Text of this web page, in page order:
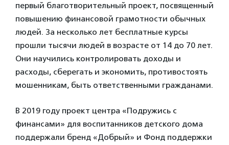
первый благотворительный проект, посвященный
повышению финансовой грамотности обычных
людей. За несколько лет бесплатные курсы
прошли тысячи людей в возрасте от 14 до 70 лет.
Они научились контролировать доходы и
расходы, сберегать и экономить, противостоять
мошенникам, быть ответственными гражданами.
В 2019 году проект центра «Подружись с
финансами» для воспитанников детского дома
поддержали бренд «Добрый» и Фонд поддержки